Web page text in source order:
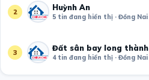
2 Huỳnh An
5 tin đang hiển thị · Đồng Nai
3 Đất sân bay long thành
4 tin đang hiển thị · Đồng Nai